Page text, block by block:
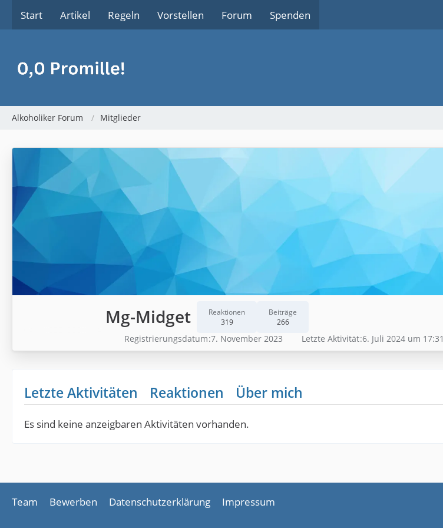
Start Artikel Regeln Vorstellen Forum Spenden
Alkoholiker Forum Mitglieder
Mg-Midget
Reaktionen
319
Beiträge
266
Registrierungsdatum 7. November 2023 Letzte Aktivität 6. Juli 2024 um 17:31
Letzte Aktivitäten Reaktionen Über mich
Es sind keine anzeigbaren Aktivitäten vorhanden.
Team Bewerben Datenschutzerklärung Impressum